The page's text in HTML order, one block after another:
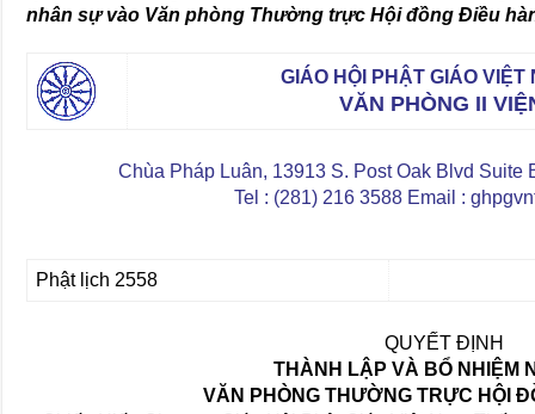
nhân sự vào Văn phòng Thường trực Hội đồng Điều
GIÁO HỘI PHẬT GIÁO VIỆT
VĂN PHÒNG II
Chùa Pháp Luân, 13913 S. Post Oak Blvd Suite
Tel : (281) 216 3588 Email :
Phật lịch 2558
QUYẾT ĐỊNH
THÀNH LẬP VÀ BỔ NHIỆM
VĂN PHÒNG THƯỜNG TRỰC HỘI